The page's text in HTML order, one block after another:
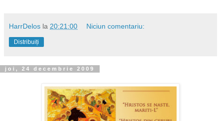
HarrDelos la 20:21:00 Niciun comentariu:
Distribuiți
joi, 24 decembrie 2009